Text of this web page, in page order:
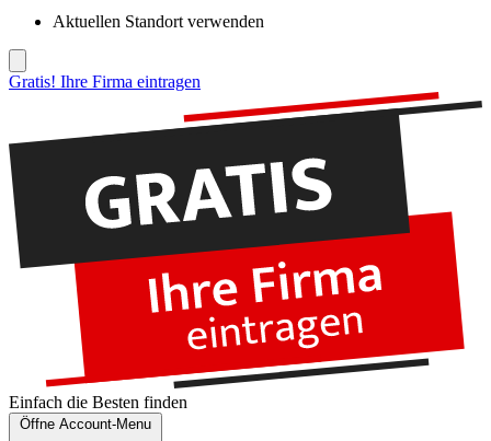
Aktuellen Standort verwenden
Gratis! Ihre Firma eintragen
Einfach die Besten finden
Öffne Account-Menu